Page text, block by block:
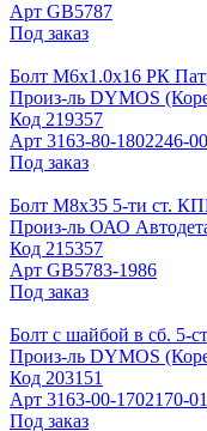
Арт GB5787
Под заказ
Болт М6х1.0х16 РК
Произ-ль DYMOS
Код 219357
Арт 3163-80-1802246-00
Под заказ
Болт М8х35 5-ти ст.
Произ-ль ОАО
Код 215357
Арт GB5783-1986
Под заказ
Болт с шайбой в сб. 5-
Произ-ль DYMOS
Код 203151
Арт 3163-00-1702170-01
Под заказ